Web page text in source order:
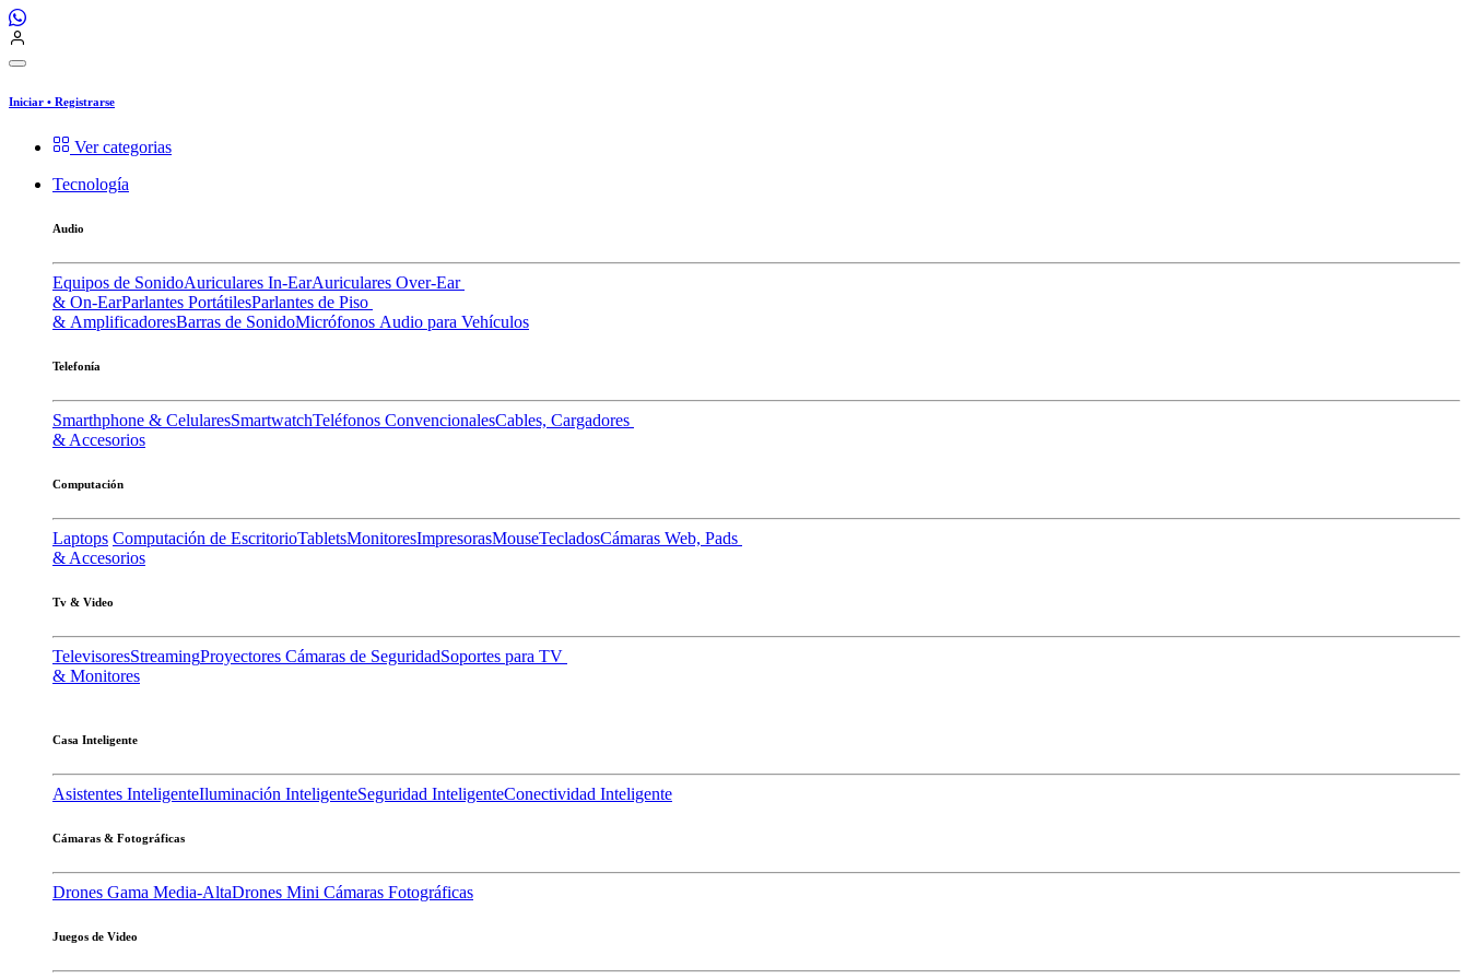
Iniciar • Registrarse
Ver categorias
Tecnología
Audio
Equipos de SonidoAuriculares In-EarAuriculares Over-Ear
& On-EarParlantes PortátilesParlantes de Piso
& AmplificadoresBarras de SonidoMicrófonos Audio para Vehículos
Telefonía
Smarthphone & CelularesSmartwatchTeléfonos ConvencionalesCables, Cargadores
& Accesorios
Computación
Laptops Computación de EscritorioTabletsMonitoresImpresorasMouseTecladosCámaras Web, Pads
& Accesorios
Tv & Video
TelevisoresStreamingProyectores Cámaras de SeguridadSoportes para TV
& Monitores
Casa Inteligente
Asistentes InteligenteIluminación InteligenteSeguridad InteligenteConectividad Inteligente
Cámaras & Fotográficas
Drones Gama Media-AltaDrones Mini Cámaras Fotográficas
Juegos de Video